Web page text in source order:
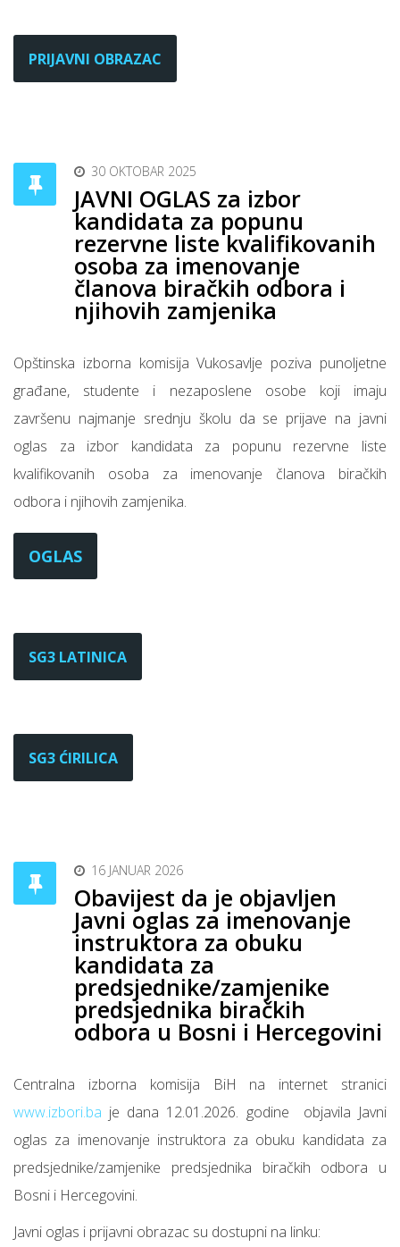
PRIJAVNI OBRAZAC
30 OKTOBAR 2025
JAVNI OGLAS za izbor
kandidata za popunu
rezervne liste kvalifikovanih
osoba za imenovanje
članova biračkih odbora i
njihovih zamjenika
Opštinska izborna komisija Vukosavlje poziva punoljetne
građane, studente i nezaposlene osobe koji imaju
završenu najmanje srednju školu da se prijave na javni
oglas za izbor kandidata za popunu rezervne liste
kvalifikovanih osoba za imenovanje članova biračkih
odbora i njihovih zamjenika.
OGLAS
SG3 LATINICA
SG3 ĆIRILICA
16 JANUAR 2026
Obavijest da je objavljen
Javni oglas za imenovanje
instruktora za obuku
kandidata za
predsjednike/zamjenike
predsjednika biračkih
odbora u Bosni i Hercegovini
Centralna izborna komisija BiH na internet stranici
www.izbori.ba je dana 12.01.2026. godine objavila Javni
oglas za imenovanje instruktora za obuku kandidata za
predsjednike/zamjenike predsjednika biračkih odbora u
Bosni i Hercegovini.
Javni oglas i prijavni obrazac su dostupni na linku: